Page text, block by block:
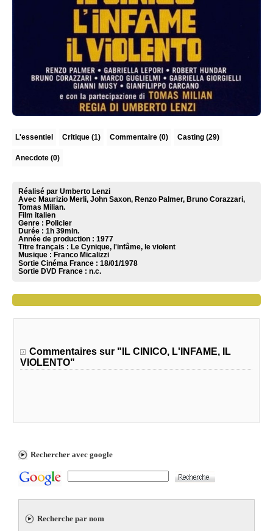
L'essentiel Critique (1) Commentaire (0) Casting (29)
Anecdote (0)
Réalisé par Umberto Lenzi
Avec Maurizio Merli, John Saxon, Renzo Palmer, Bruno Corazzari,
Tomas Milian.
Film italien
Genre : Policier
Durée : 1h 39min.
Année de production : 1977
Titre français : Le Cynique, l'infâme, le violent
Musique : Franco Micalizzi
Sortie Cinéma France : 18/01/1978
Sortie DVD France : n.c.
Commentaires sur "IL CINICO, L'INFAME, IL
VIOLENTO"
Rechercher avec google
Recherche par nom